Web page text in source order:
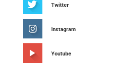
Twitter
Instagram
Youtube